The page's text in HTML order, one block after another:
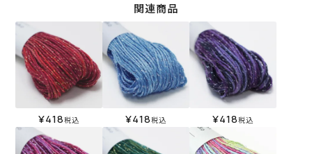
関連商品
¥418税込 ¥418税込 ¥418税込